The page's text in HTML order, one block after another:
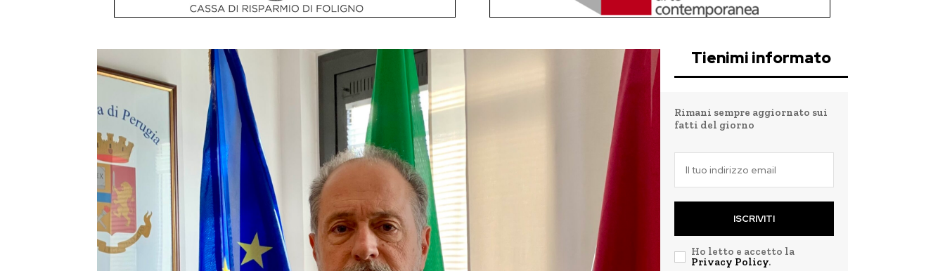
Tienimi informato
Rimani sempre aggiornato sui
fatti del giorno
ISCRIVITI
Ho letto e accetto la
Privacy Policy.